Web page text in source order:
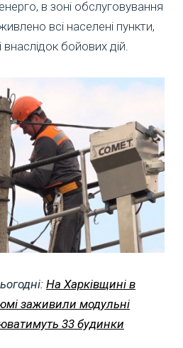
в зоні обслуговування
всі населені пункти,
бойових дій.
На Харківщині в
заживили модульні
33 будинки